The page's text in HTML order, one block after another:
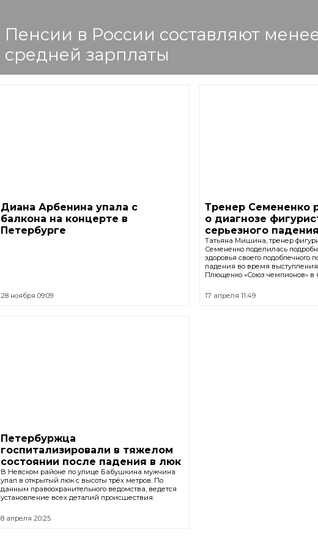
Пенсии в России составляют менее
средней зарплаты
Диана Арбенина упала с
балкона на концерте в
Петербурге
28 ноября 09:09
Тренер Семененко
о диагнозе
серьезного падения
Татьяна Мишина, тренер
Семененко поделилась
здоровья своего подобпечного
падения во время
Плющенко «Союз чемпионов» в
17 апреля 11:49
Петербуржца
госпитализировали в тяжелом
состоянии после падения в люк
В Невском районе по улице Бабушкина мужчина
упал в открытый люк с высоты трёх метров. По
данным правоохранительного ведомства, ведется
установление всех деталий происшествия.
8 апреля 20:25